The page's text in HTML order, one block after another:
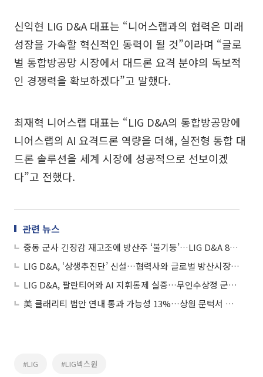
신익현 LIG D&A 대표는 “니어스랩과의 협력은 미래
성장을 가속할 혁신적인 동력이 될 것”이라며 “글로
벌 통합방공망 시장에서 대드론 요격 분야의 독보적
인 경쟁력을 확보하겠다”고 말했다.
최재혁 니어스랩 대표는 “LIG D&A의 통합방공망에
니어스랩의 AI 요격드론 역량을 더해, 실전형 통합 대
드론 솔루션을 세계 시장에 성공적으로 선보이겠
다”고 전했다.
관련 뉴스
중동 군사 긴장감 재고조에 방산주 ‘불기둥’…LIG D&A 8%대 급등
LIG D&A, ‘상생추진단’ 신설…협력사와 글로벌 방산시장 공략
LIG D&A, 팔란티어와 AI 지휘통제 실증…무인수상정 군집 제어 성공
美 클래리티 법안 연내 통과 가능성 13%…상원 문턱서 제동
#LIG #LIG넥스원